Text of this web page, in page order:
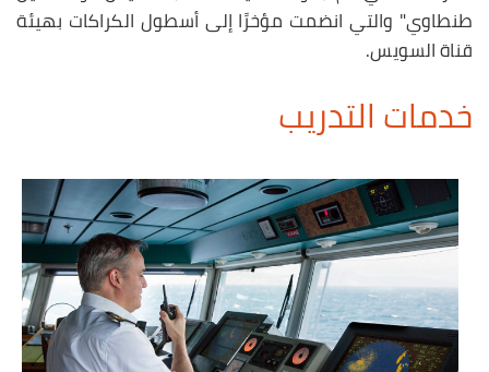
طنطاوي" والتي انضمت مؤخرًا إلى أسطول الكراكات بهيئة
قناة السويس.
خدمات التدريب